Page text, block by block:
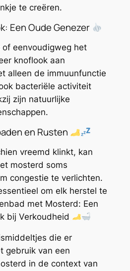
te creëren.
Een Oude Genezer
of eenvoudigweg het
knoflook aan
alleen de immuunfunctie
bacteriële activiteit
zijn natuurlijke
en Rusten
vreemd klinkt, kan
mosterd soms
congestie te verlichten.
om elk herstel te
met Mosterd: Een
bij Verkoudheid
die er
gebruik van een
in de context van